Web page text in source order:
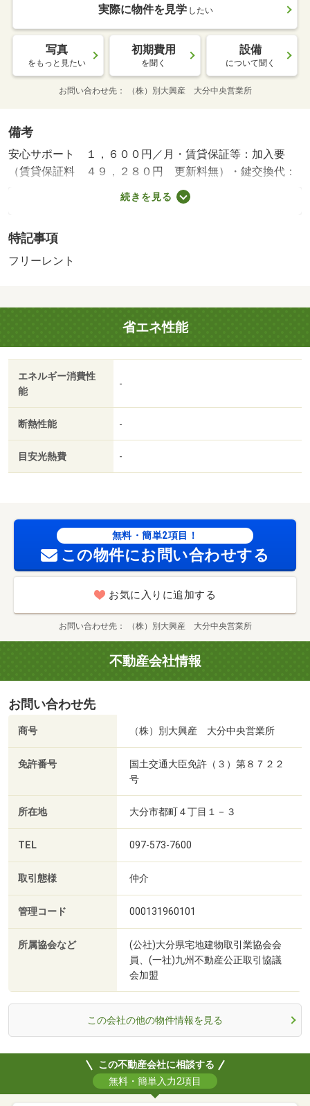
実際に物件を見学 したい
写真
をもっと見たい
初期費用
を聞く
設備
について聞く
お問い合わせ先 （株）別大興産 大分中央営業所
備考
安心サポート １，６００円／月・賃貸保証等：加入要
（賃貸保証料 ４９，２８０円 更新料無）・鍵交換代：
あり１７，６００円～・フリーレントあり：１ヶ月・☆イ
ンターネット無料になりました☆Ｗｉ－Ｆｉ貸出、福岡放
続きを見る
特記事項
フリーレント
省エネ性能
エネルギー消費性
能
-
断熱性能 -
目安光熱費 -
無料・簡単2項目！
この物件にお問い合わせする
お気に入りに追加する
お問い合わせ先 （株）別大興産 大分中央営業所
不動産会社情報
お問い合わせ先
商号 （株）別大興産 大分中央営業所
免許番号
国土交通大臣免許（３）第８７２２
号
所在地 大分市都町４丁目１－３
TEL 097-573-7600
取引態様 仲介
管理コード 000131960101
所属協会など
(公社)大分県宅地建物取引業協会会
員、(一社)九州不動産公正取引協議
会加盟
この会社の他の物件情報を見る
この不動産会社に相談する
無料・簡単入力2項目